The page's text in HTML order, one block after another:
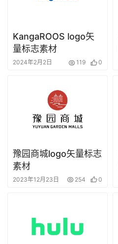
KangaROOS logo矢
量标志素材
2024年2月2日 119 0
豫园商城logo矢量标志
素材
2023年12月23日 254 0